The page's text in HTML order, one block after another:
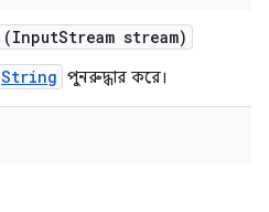
(InputStream stream)
String পুনরুদ্ধার করে।